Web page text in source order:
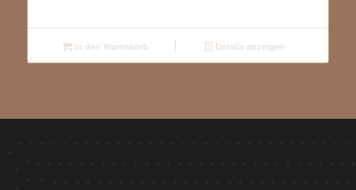
In den Warenkorb Details anzeigen